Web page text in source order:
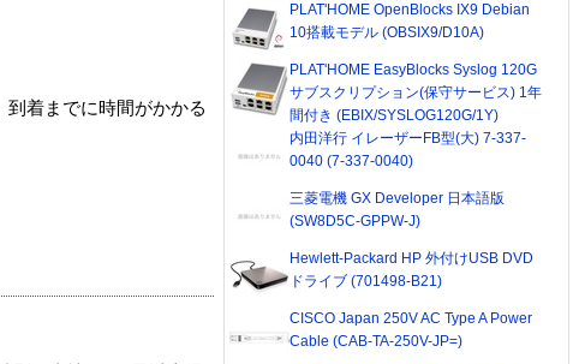
着までに時間がかかる
PLAT'HOME OpenBlocks IX9 Debian
10搭載モデル (OBSIX9/D10A)
PLAT'HOME EasyBlocks Syslog 120G
サブスクリプション(保守サービス) 1年
間付き (EBIX/SYSLOG120G/1Y)
内田洋行 イレーザーFB型(大) 7-337-
0040 (7-337-0040)
三菱電機 GX Developer 日本語版
(SW8D5C-GPPW-J)
Hewlett-Packard HP 外付けUSB DVD
ドライブ (701498-B21)
CISCO Japan 250V AC Type A Power
Cable (CAB-TA-250V-JP=)